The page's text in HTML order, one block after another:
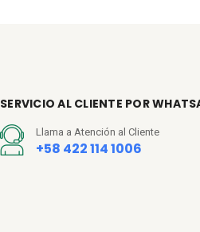
Longitud máxima de
1 Starlyf Telescopic
SERVICIO AL CLIENTE POR
Llama a Atención al Cliente
+58 422 114 1006